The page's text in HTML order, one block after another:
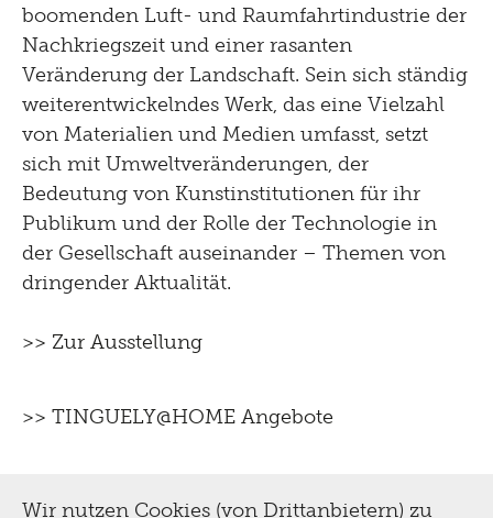
boomenden Luft- und Raumfahrtindustrie der
Nachkriegszeit und einer rasanten
Veränderung der Landschaft. Sein sich ständig
weiterentwickelndes Werk, das eine Vielzahl
von Materialien und Medien umfasst, setzt
sich mit Umweltveränderungen, der
Bedeutung von Kunstinstitutionen für ihr
Publikum und der Rolle der Technologie in
der Gesellschaft auseinander – Themen von
dringender Aktualität.
>> Zur Ausstellung
>> TINGUELY@HOME Angebote
Wir nutzen Cookies (von Drittanbietern) zu